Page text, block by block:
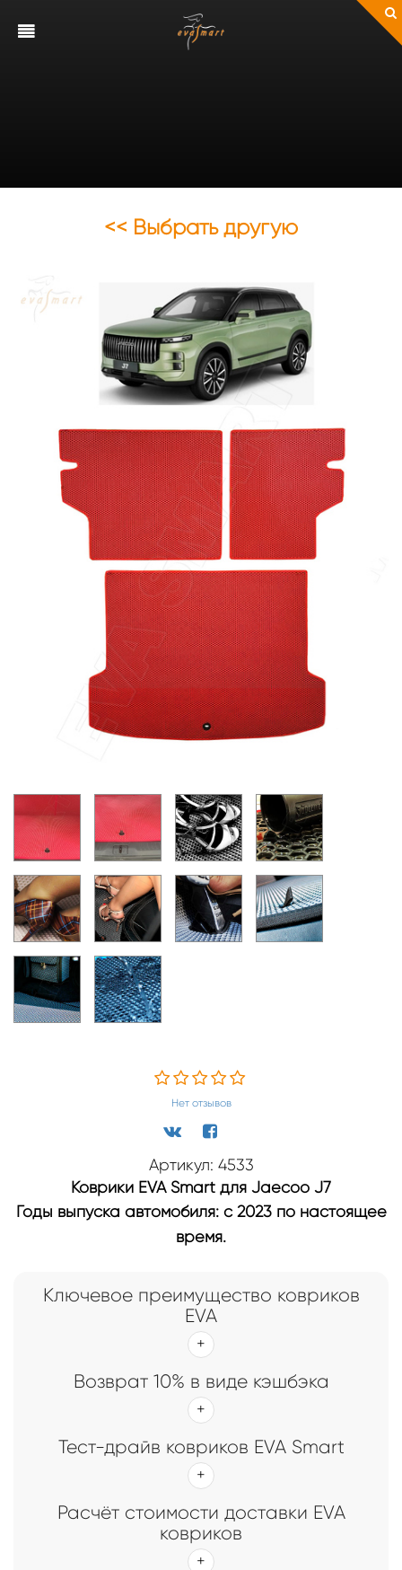
Главная Каталог Коврики EVA Smart для Jaecoo
Jaecoo J7 багажник макси plus 2023 -
н.в. коврики EVA Smart
<< Выбрать другую
Нет отзывов
Артикул: 4533
Коврики EVA Smart для Jaecoo J7
Годы выпуска автомобиля: с 2023 по настоящее
время.
Ключевое преимущество ковриков
EVA
Возврат 10% в виде кэшбэка
Тест-драйв ковриков EVA Smart
Расчёт стоимости доставки EVA
ковриков